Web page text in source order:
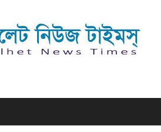
টাইমস্ | Sylhet